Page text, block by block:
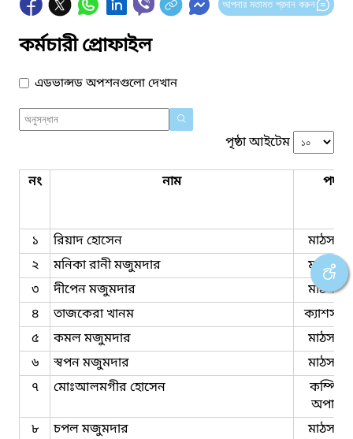
আপনার মতামত প্রদান করুন
কর্মচারী প্রোফাইল
এডভান্সড অপশনগুলো দেখান
পৃষ্ঠা আইটেম
নং নাম পদবি
১ রিয়াদ হোসেন
২
মনিকা রানী মজুমদার
৩
দীপেন মজুমদার
৪
তাজকেরা খানম
৫
কমল মজুমদার
৬
স্বপন মজুমদার
৭
মোঃআলমগীর হোসেন
৮
চপল মজুমদার